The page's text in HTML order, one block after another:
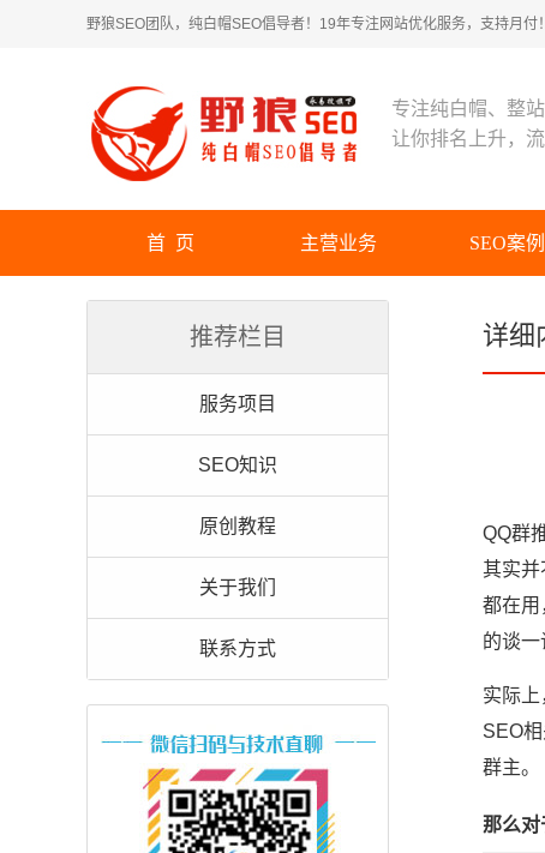
野狼SEO团队，纯白帽SEO倡导者！19年专注网站优化服务，支持月付
专注纯白帽、整
让你排名上升，流
首 页 主营业务 SEO案例
推荐栏目
服务项目
SEO知识
原创教程
关于我们
联系方式
详细
QQ群
其实并
都在用
的谈一
实际
SEO
群主。
那么对